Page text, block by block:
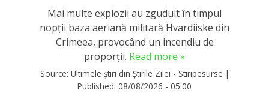
Mai multe explozii au zguduit în timpul
nopții baza aeriană militară Hvardiiske din
Crimeea, provocând un incendiu de
proporții. Read more »
Source: Ultimele știri din Știrile Zilei - Stiripesurse |
Published: 08/08/2026 - 05:00